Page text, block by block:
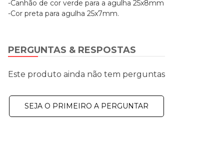
-Canhão de cor verde para a agulha 25x8mm
-Cor preta para agulha 25x7mm.
PERGUNTAS & RESPOSTAS
Este produto ainda não tem perguntas
SEJA O PRIMEIRO A PERGUNTAR